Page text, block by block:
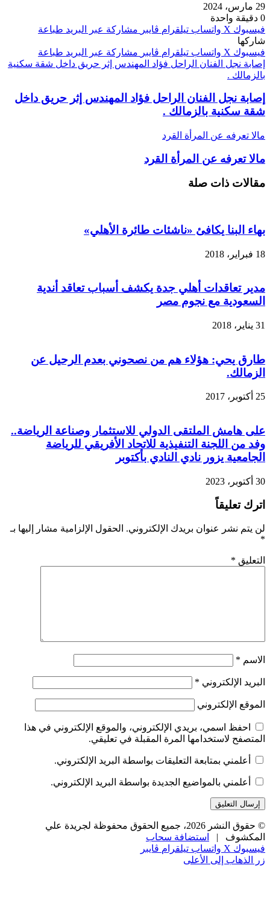
29 مارس، 2024
0 دقيقة واحدة
فيسبوك ‫X واتساب تيلقرام ڤايبر مشاركة عبر البريد طباعة
شاركها
فيسبوك ‫X واتساب تيلقرام ڤايبر مشاركة عبر البريد طباعة
إصابة نجل الفنان الراحل فؤاد المهندس إثر حريق داخل شقة سكنية
بالزمالك .
إصابة نجل الفنان الراحل فؤاد المهندس إثر حريق داخل
شقة سكنية بالزمالك .
مالا تعرفه عن المرأة القرد
مالا تعرفه عن المرأة القرد
مقالات ذات صلة
بهاء البنا يكافئ «ناشئات طائرة الأهلي»
18 فبراير، 2018
مدير تعاقدات أهلي جدة يكشف أسباب تعاقد أندية
السعودية مع نجوم مصر
31 يناير، 2018
طارق يحي: هؤلاء هم من نصحوني بعدم الرحيل عن
الزمالك.
25 أكتوبر، 2017
على هامش الملتقى الدولي للاستثمار وصناعة الرياضة..
وفد من اللجنة التنفيذية للاتحاد الأفريقي للرياضة
الجامعية يزور نادي النادي بأكتوبر
30 أكتوبر، 2023
اترك تعليقاً
لن يتم نشر عنوان بريدك الإلكتروني. الحقول الإلزامية مشار إليها بـ
*
التعليق *
الاسم *
البريد الإلكتروني *
الموقع الإلكتروني
احفظ اسمي، بريدي الإلكتروني، والموقع الإلكتروني في هذا
المتصفح لاستخدامها المرة المقبلة في تعليقي.
أعلمني بمتابعة التعليقات بواسطة البريد الإلكتروني.
أعلمني بالمواضيع الجديدة بواسطة البريد الإلكتروني.
© حقوق النشر 2026، جميع الحقوق محفوظة لجريدة علي
المكشوف |
استضافة سحاب
فيسبوك ‫X واتساب تيلقرام ڤايبر
زر الذهاب إلى الأعلى